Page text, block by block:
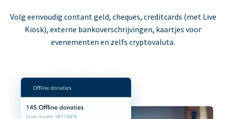
Volg eenvoudig contant geld, cheques, creditcards (met Live
Kiosk), externe bankoverschrijvingen, kaartjes voor
evenementen en zelfs cryptovaluta.